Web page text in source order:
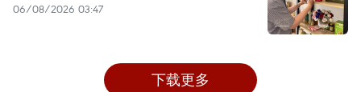
06/08/2026 03:47
下载更多